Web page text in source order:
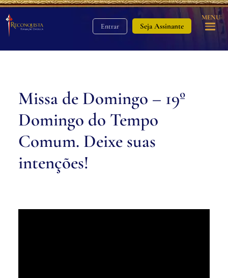
Entrar Seja Assinante
MENU
Missa de Domingo – 19º
Domingo do Tempo
Comum. Deixe suas
intenções!